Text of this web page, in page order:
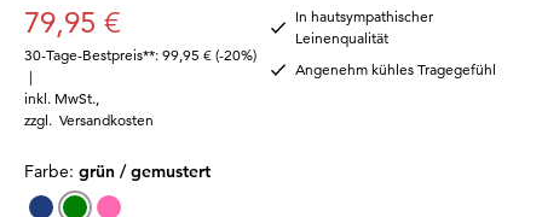
79,95 €
30-Tage-Bestpreis**: 99,95 € (-20%)
|
inkl. MwSt.
zzgl. Versandkosten
In hautsympathischer
Leinenqualität
Angenehm kühles Tragegefühl
Farbe: grün / gemustert